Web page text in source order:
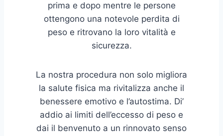
prima e dopo mentre le persone
ottengono una notevole perdita di
peso e ritrovano la loro vitalità e
sicurezza.
La nostra procedura non solo migliora
la salute fisica ma rivitalizza anche il
benessere emotivo e l’autostima. Di’
addio ai limiti dell’eccesso di peso e
dai il benvenuto a un rinnovato senso